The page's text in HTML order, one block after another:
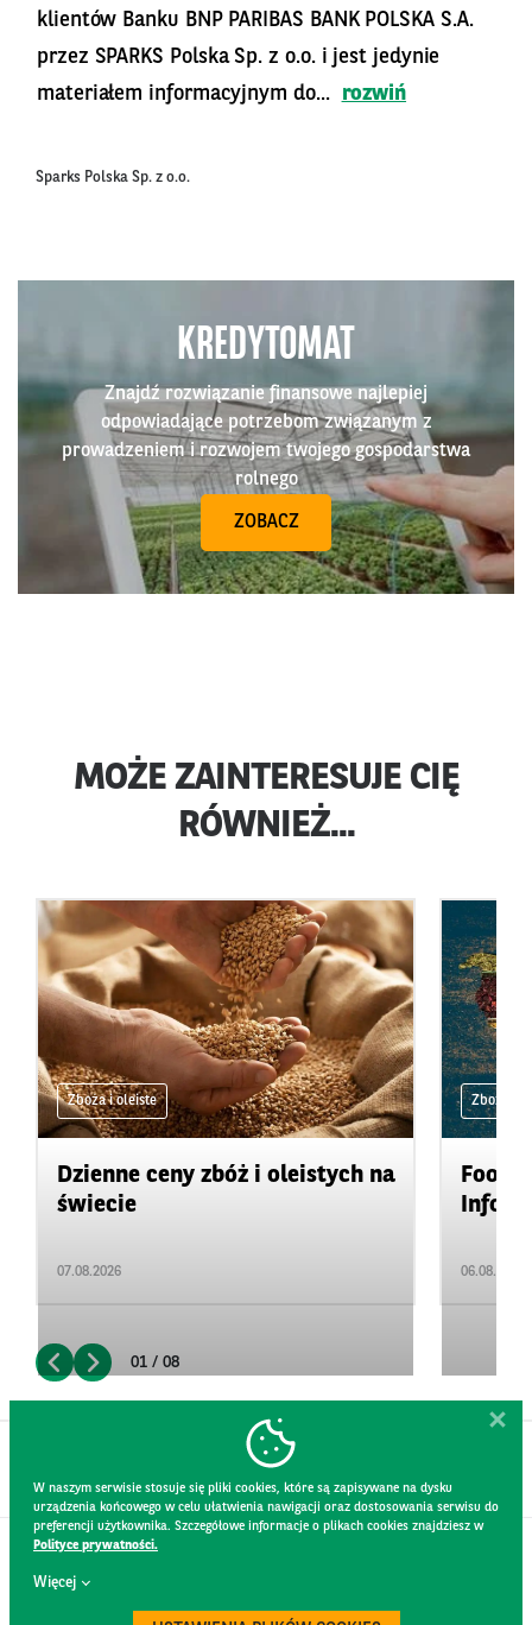
klientów Banku BNP PARIBAS BANK POLSKA S.A.
przez SPARKS Polska Sp. z o.o. i jest jedynie
materiałem informacyjnym do...
rozwiń
Sparks Polska Sp. z o.o.
KREDYTOMAT
Znajdź rozwiązanie finansowe najlepiej
odpowiadające potrzebom związanym z
prowadzeniem i rozwojem twojego gospodarstwa
rolnego
ZOBACZ
MOŻE ZAINTERESUJE CIĘ
RÓWNIEŻ...
Zboża i oleiste
Dzienne ceny zbóż i oleistych na
świecie
07.08.2026
Zboża i
06.08.2026
01 / 08
W naszym serwisie stosuje się pliki cookies, które są zapisywane na dysku
urządzenia końcowego w celu ułatwienia nawigacji oraz dostosowania serwisu do
preferencji użytkownika. Szczegółowe informacje o plikach cookies znajdziesz w
Polityce prywatności.
Więcej
KONTAKT
REGULAMIN STRONY
POLITYKA PRYWATNOŚCI